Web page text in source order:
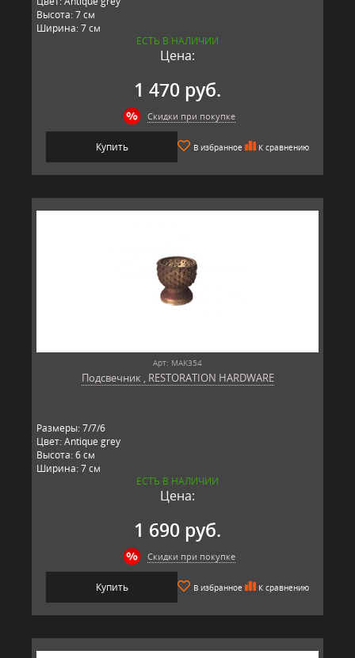
Высота: 7 см
Ширина: 7 см
ЕСТЬ В НАЛИЧИИ
Цена:
1 470 руб.
Скидки при покупке
Купить В избранное К сравнению
Арт: MAK354
Подсвечник , RESTORATION HARDWARE
Размеры: 7/7/6
Цвет: Antique grey
Высота: 6 см
Ширина: 7 см
ЕСТЬ В НАЛИЧИИ
Цена:
1 690 руб.
Скидки при покупке
Купить В избранное К сравнению